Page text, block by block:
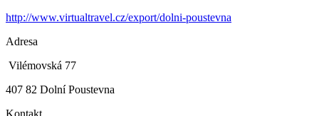
http://www.virtualtravel.cz/export/dolni-poustevna
Adresa
Vilémovská 77
407 82 Dolní Poustevna
Kontakt